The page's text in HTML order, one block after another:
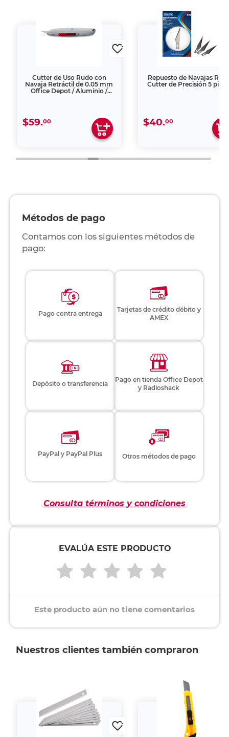
Cutter de Uso Rudo con
Navaja Retráctil de 0.05 mm
Office Depot / Aluminio /
$59.00
Repuesto de Navajas
Cutter de Precisión 5
$40.00
Métodos de pago
Contamos con los siguientes métodos de
pago:
Pago contra entrega
Tarjetas de crédito débito y
AMEX
Depósito o transferencia
Pago en tienda Office Depot
y Radioshack
PayPal y PayPal Plus Otros métodos de pago
Consulta términos y condiciones
EVALÚA ESTE PRODUCTO
Este producto aún no tiene comentarios
Nuestros clientes también compraron